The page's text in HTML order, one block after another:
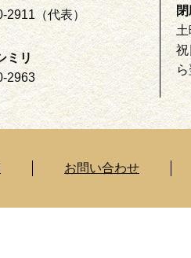
2911（代表）
ミリ
2963
閉
土
祝
お問い合わせ